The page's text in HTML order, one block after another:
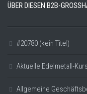
ÜBER DIESEN B2B-
#20780 (kein Titel)
Aktuelle Edelmetall-
Allgemeine